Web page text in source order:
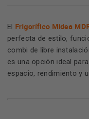
El Frigorífico Midea
perfecta de estilo,
combi de libre
es una opción ideal
espacio, rendimiento y